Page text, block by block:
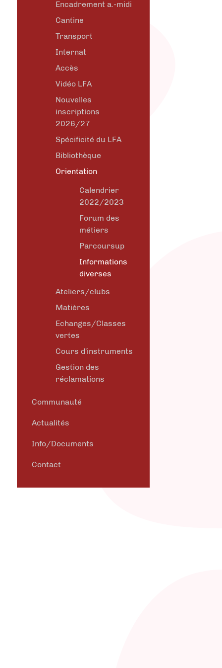
Encadrement a.-midi
Cantine
Transport
Internat
Accès
Vidéo LFA
Nouvelles
inscriptions
2026/27
Spécificité du LFA
Bibliothèque
Orientation
Calendrier
2022/2023
Forum des
métiers
Parcoursup
Informations
diverses
Ateliers/clubs
Matières
Echanges/Classes
vertes
Cours d'instruments
Gestion des
réclamations
Communauté
Actualités
Info/Documents
Contact